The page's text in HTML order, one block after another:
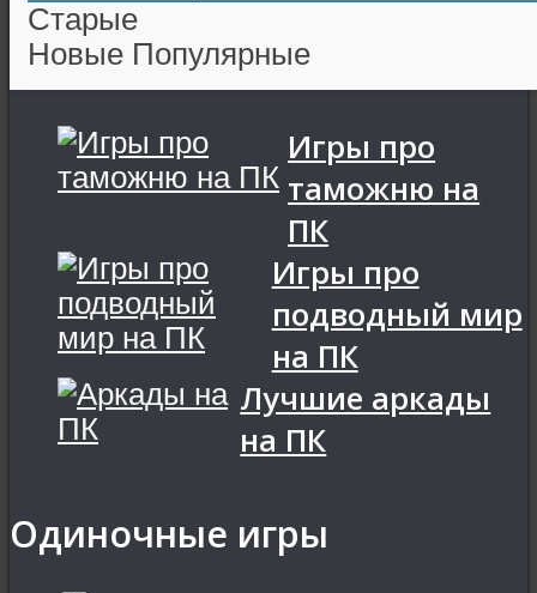
Старые
Новые Популярные
Игры про
таможню на
ПК
Игры про
подводный мир
на ПК
Лучшие аркады
на ПК
Одиночные игры